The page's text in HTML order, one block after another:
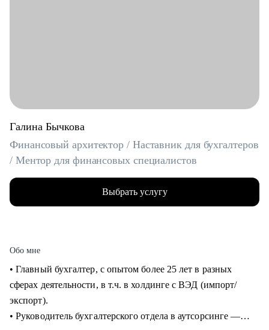
Галина Бычкова
Финансовый архитектор / Наставник для бухгалтеров
/ Ментор для финансовых специалистов
Выбрать услугу
Обо мне
• Главный бухгалтер, с опытом более 25 лет в разных
сферах деятельности, в т.ч. в холдинге с ВЭД (импорт/
экспорт).
• Руководитель бухгалтерского отдела в аутсорсинге —